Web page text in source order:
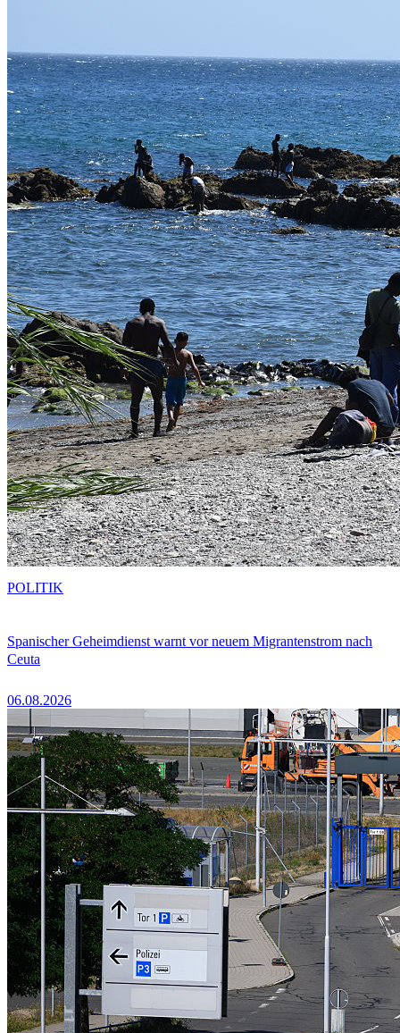
Spanischer Geheimdienst warnt vor neuem Migrantenstrom nach
Ceuta
06.08.2026
POLITIK